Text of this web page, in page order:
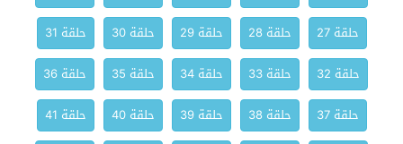
حلقة 27
حلقة 28 حلقة 29 حلقة 30
حلقة 31
حلقة 32
حلقة 33 حلقة 34 حلقة 35
حلقة 36
حلقة 37
حلقة 38 حلقة 39 حلقة 40
حلقة 41